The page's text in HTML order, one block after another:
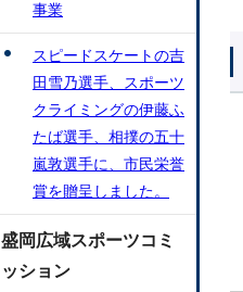
事業
スピードスケートの吉
田雪乃選手、スポーツ
クライミングの伊藤ふ
たば選手、相撲の五十
嵐敦選手に、市民栄誉
賞を贈呈しました。
盛岡広域スポーツコミ
ッション